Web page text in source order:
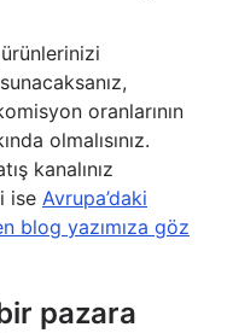
oranlarının
olmalısınız.
kanalınız
ise Avrupa’daki
blog yazımıza göz
pazara